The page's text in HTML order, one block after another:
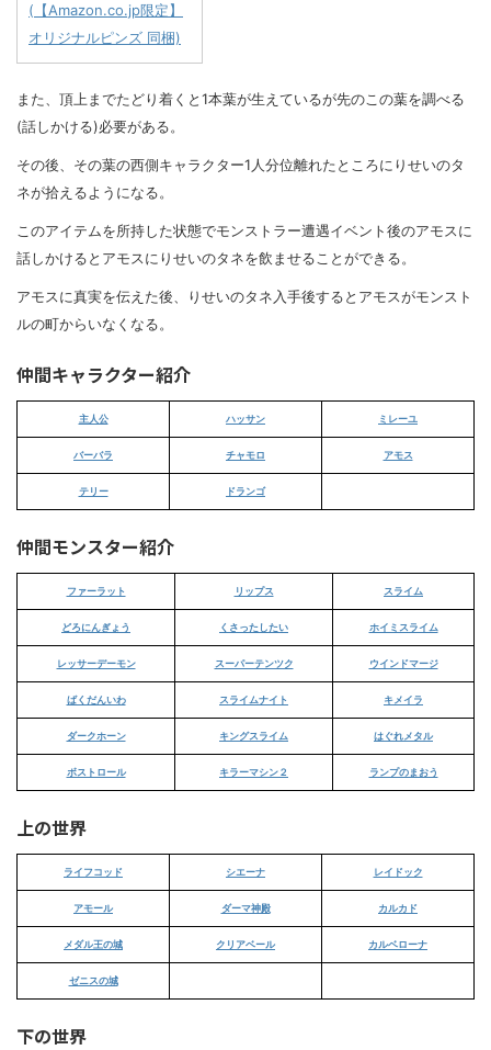
(【Amazon.co.jp限定】
オリジナルピンズ 同梱)
また、頂上までたどり着くと1本葉が生えているが先のこの葉を調べる
(話しかける)必要がある。
その後、その葉の西側キャラクター1人分位離れたところにりせいのタ
ネが拾えるようになる。
このアイテムを所持した状態でモンストラー遭遇イベント後のアモスに
話しかけるとアモスにりせいのタネを飲ませることができる。
アモスに真実を伝えた後、りせいのタネ入手後するとアモスがモンスト
ルの町からいなくなる。
仲間キャラクター紹介
主人公 ハッサン ミレーユ
バーバラ チャモロ アモス
テリー ドランゴ
仲間モンスター紹介
ファーラット リップス スライム
どろにんぎょう くさったしたい ホイミスライム
レッサーデーモン スーパーテンツク ウインドマージ
ばくだんいわ スライムナイト キメイラ
ダークホーン キングスライム はぐれメタル
ボストロール キラーマシン２ ランプのまおう
上の世界
ライフコッド シエーナ レイドック
アモール ダーマ神殿 カルカド
メダル王の城 クリアベール カルベローナ
ゼニスの城
下の世界